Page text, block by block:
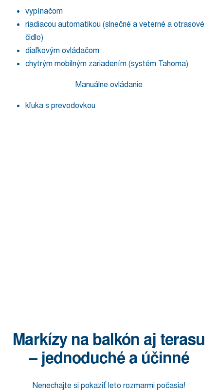
vypínačom
riadiacou automatikou (slnečné a veterné a otrasové
čidlo)
diaľkovým ovládačom
chytrým mobilným zariadením (systém Tahoma)
Manuálne ovládanie
kľuka s prevodovkou
Markízy na balkón aj terasu
– jednoduché a účinné
Nenechajte si pokaziť leto rozmarmi počasia!